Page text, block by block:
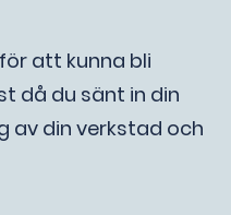
att kunna bli
då du sänt in din
av din verkstad och